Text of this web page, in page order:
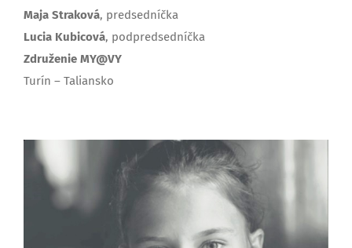
Maja Straková, predsedníčka
Lucia Kubicová, podpredsedníčka
Združenie MY@VY
Turín – Taliansko